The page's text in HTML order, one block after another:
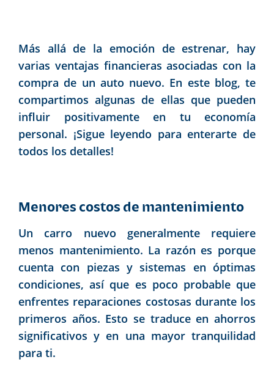
Más allá de la emoción de estrenar, hay
varias ventajas financieras asociadas con la
compra de un auto nuevo. En este blog, te
compartimos algunas de ellas que pueden
influir positivamente en tu economía
personal. ¡Sigue leyendo para enterarte de
todos los detalles!
Menores costos de mantenimiento
Un carro nuevo generalmente requiere
menos mantenimiento. La razón es porque
cuenta con piezas y sistemas en óptimas
condiciones, así que es poco probable que
enfrentes reparaciones costosas durante los
primeros años. Esto se traduce en ahorros
significativos y en una mayor tranquilidad
para ti.